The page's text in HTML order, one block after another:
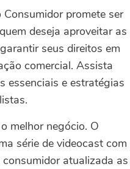
promete ser
deseja aproveitar as
seus direitos em
comercial. Assista
essenciais e estratégias
melhor negócio. O
série de videocast com
atualizada as